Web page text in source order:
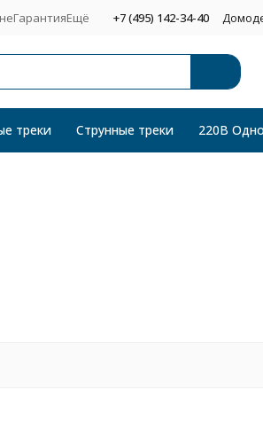
ГарантияЕщё +7 (495) 142-34-40
треки Струнные треки 220В